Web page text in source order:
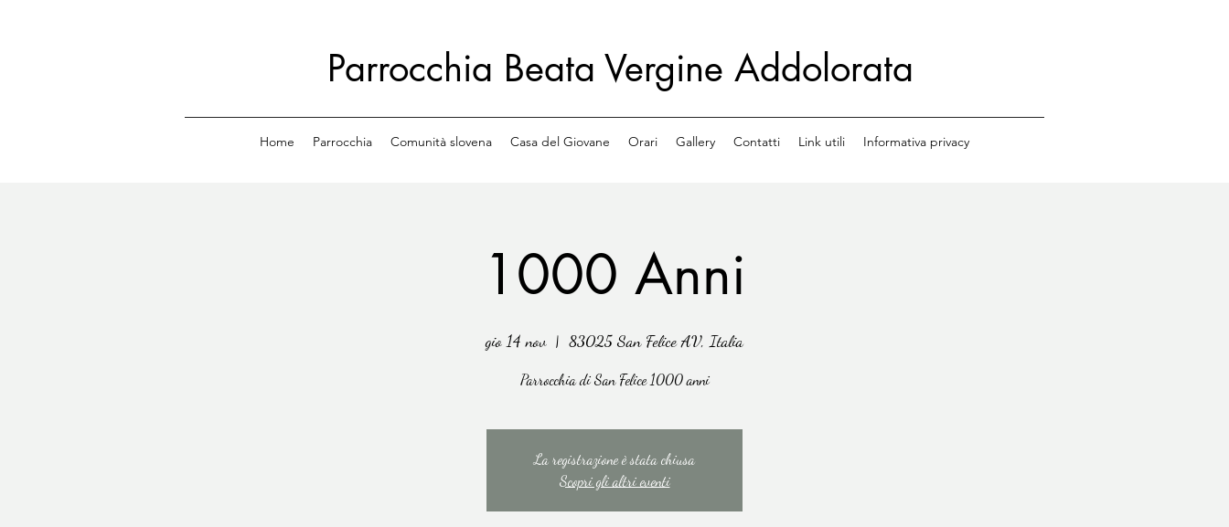
Parrocchia Beata Vergine Addolorata
Home Parrocchia Comunità slovena Casa del Giovane Orari Gallery Contatti Link utili Informativa privacy
1000 Anni
gio 14 nov
  |
83025 San Felice AV, Italia
Parrocchia di San Felice 1000 anni
La registrazione è stata chiusa
Scopri gli altri eventi